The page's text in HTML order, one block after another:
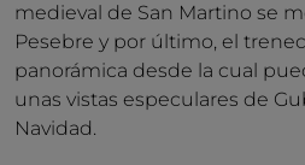
medieval de San Martino se
Pesebre y por último, el
panorámica desde la cual
unas vistas especulares de
Navidad.